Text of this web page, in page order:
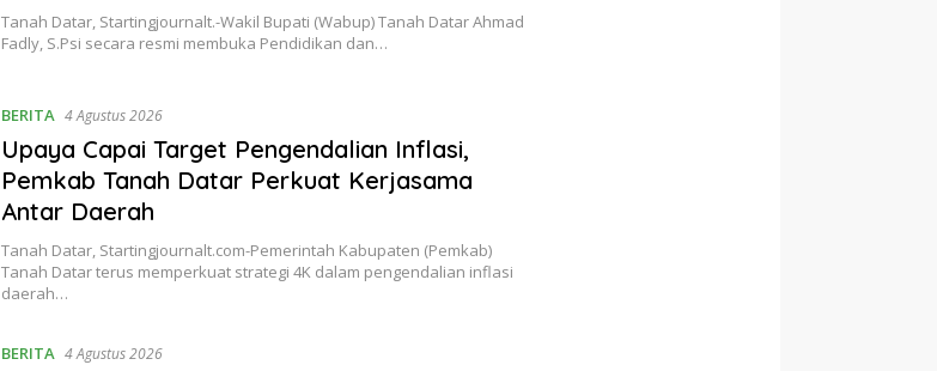
Tanah Datar, Startingjournalt.-Wakil Bupati (Wabup) Tanah Datar Ahmad
Fadly, S.Psi secara resmi membuka Pendidikan dan…
BERITA 4 Agustus 2026
Upaya Capai Target Pengendalian Inflasi,
Pemkab Tanah Datar Perkuat Kerjasama
Antar Daerah
Tanah Datar, Startingjournalt.com-Pemerintah Kabupaten (Pemkab)
Tanah Datar terus memperkuat strategi 4K dalam pengendalian inflasi
daerah…
BERITA 4 Agustus 2026